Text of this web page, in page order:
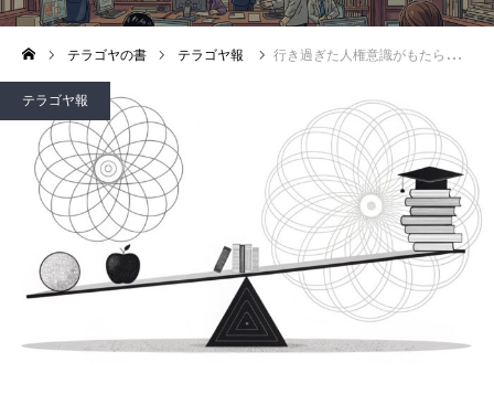
テラゴヤの書 テラゴヤ報 行き過ぎた人権意識がもたらした教育現場の歪み〜前半
テラゴヤ報
ヨミモノ・特集
マナビ・学習攻略
お役立ちリンク集
テラゴヤ週報
お知らせ